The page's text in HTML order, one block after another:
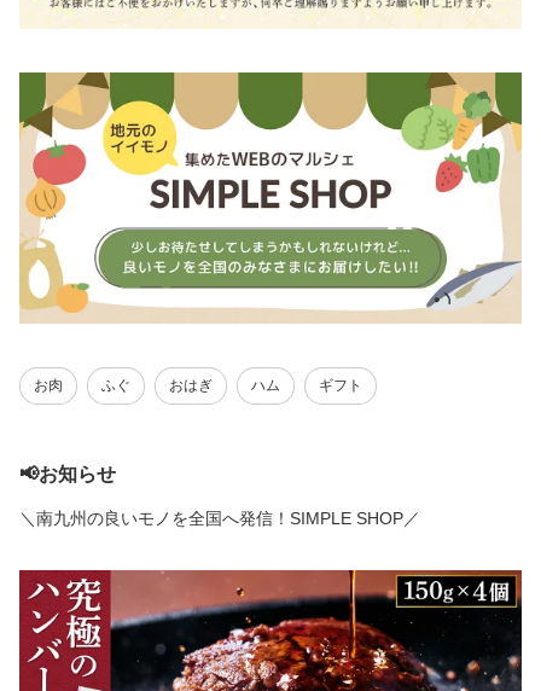
お肉 ふぐ おはぎ ハム ギフト
📢お知らせ
＼南九州の良いモノを全国へ発信！SIMPLE SHOP／